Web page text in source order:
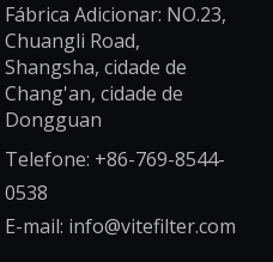
Fábrica Adicionar: NO.23,
Chuangli Road,
Shangsha, cidade de
Chang'an, cidade de
Dongguan
Telefone: +86-769-8544-
0538
E-mail: info@vitefilter.com